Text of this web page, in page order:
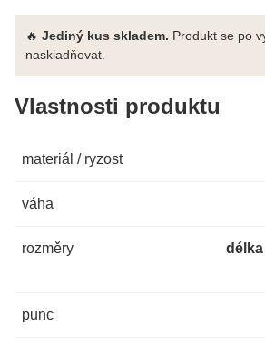
🔥 Jediný kus skladem. Produkt se po
naskladňovat.
Vlastnosti produktu
materiál / ryzost
váha
rozměry
punc